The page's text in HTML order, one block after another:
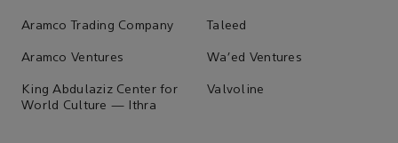
Aramco Trading Company Taleed
Aramco Ventures Wa'ed Ventures
King Abdulaziz Center for
World Culture — Ithra
Valvoline